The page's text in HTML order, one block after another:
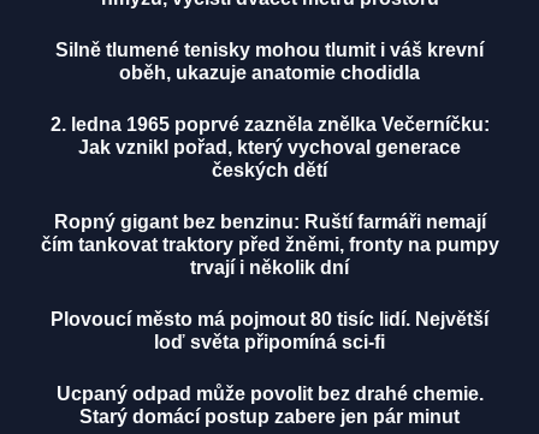
Silně tlumené tenisky mohou tlumit i váš krevní
oběh, ukazuje anatomie chodidla
2. ledna 1965 poprvé zazněla znělka Večerníčku:
Jak vznikl pořad, který vychoval generace
českých dětí
Ropný gigant bez benzinu: Ruští farmáři nemají
čím tankovat traktory před žněmi, fronty na pumpy
trvají i několik dní
Plovoucí město má pojmout 80 tisíc lidí. Největší
loď světa připomíná sci-fi
Ucpaný odpad může povolit bez drahé chemie.
Starý domácí postup zabere jen pár minut